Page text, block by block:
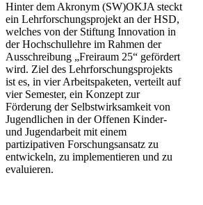
Hinter dem Akronym (SW)OKJA steckt
ein Lehrforschungsprojekt an der HSD,
welches von der Stiftung Innovation in
der Hochschullehre im Rahmen der
Ausschreibung „Freiraum 25“ gefördert
wird. Ziel des Lehrforschungsprojekts
ist es, in vier Arbeitspaketen, verteilt auf
vier Semester, ein Konzept zur
Förderung der Selbstwirksamkeit von
Jugendlichen in der Offenen Kinder-
und Jugendarbeit mit einem
partizipativen Forschungsansatz zu
entwickeln, zu implementieren und zu
evaluieren. ​